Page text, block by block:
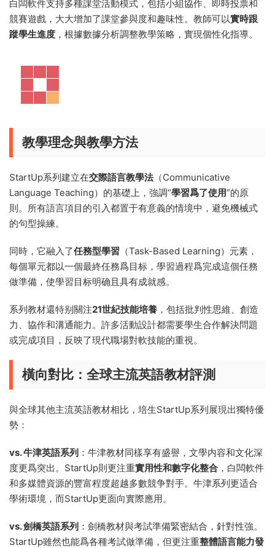
白闆軟件支持多種課堂活動模式，包括小組協作、即時投票和
競賽遊戲，大大增加了課堂參與度和趣味性。教師可以實時跟
蹤學生進度 ，根據數據分析調整教學策略，實現個性化指導。
教學理念與教學方法
StartUp系列建立在交際語言教學法（Communicative
Language Teaching）的基礎上，強調“學習爲了使用”的原
則。所有語言項目的引入都置于有意義的情境中，避免機械式
的句型操練。
同時，它融入了任務型學習 （Task-Based Learning）元素，
每個單元都以一個最終任務爲目标，學習過程爲完成這個任務
做準備，使學習目标明确且具有成就感。
系列教材還特别關注21世紀技能培養 ，包括批判性思維、創造
力、協作和溝通能力。許多活動設計都需要學生合作解決問題
或完成項目，反映了現代職場對軟技能的重視。
橫向對比：全球主流英語教材評測
與全球其他主流英語教材相比，培生StartUp系列展現出獨特優
勢：
vs. 牛津英語系列 ：牛津教材同樣享有盛譽，文學内容和文化深
度更爲突出。StartUp則更注重實用性和數字化整合 ，白闆軟件
和多媒體資源的豐富程度超越多數競争對手。牛津系列更适合
學術環境，而StartUp更面向實際應用。
vs. 劍橋英語系列 ：劍橋教材與考試準備緊密結合，針對性強。
StartUp雖然也能爲各種考試做準備，但更注重整體語言能力發